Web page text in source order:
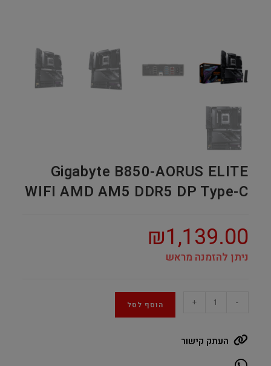
Gigabyte B850-AORUS ELITE
WIFI AMD AM5 DDR5 DP Type-C
₪1,139.00
ניתן להזמנה מראש
Gigabyte
ELITE
WIFI
-
+ הוסף לסל
העתק קישור